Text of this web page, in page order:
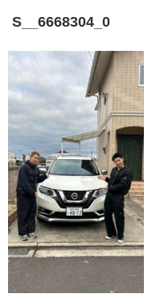
S__6668304_0